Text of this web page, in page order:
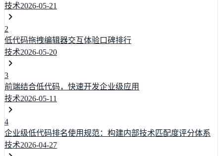
技术2026-05-21
2
低代码拖拽编辑器交互体验口碑排行
技术2026-05-20
3
前端结合低代码，快速开发企业级应用
技术2026-05-11
4
企业级低代码排名使用规范：构建内部技术匹配度评分体系
技术2026-04-27